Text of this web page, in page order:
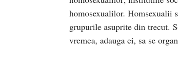
homosexualilor. Homsexualii
grupurile asuprite din trecut.
vremea, adauga ei, sa se